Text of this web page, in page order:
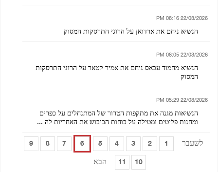
22/03/2026 08:16 PM
הנשיא ניחם את ארדואן על הרוגי התרסקות המסוק
22/03/2026 08:05 PM
הנשיא מחמוד עבאס ניחם את אמיר קטאר על הרוגי התרסקות
המסוק
22/03/2026 05:29 PM
הנשיאות מגנה את מתקפות הטרור של המתנחלים על כפרים
ומחנות פליטים ומטילה על כוחות הכיבוש את האחריות לה ...
לשעבר 1
2
3
4
5
6
7
8
9
10
11 הבא